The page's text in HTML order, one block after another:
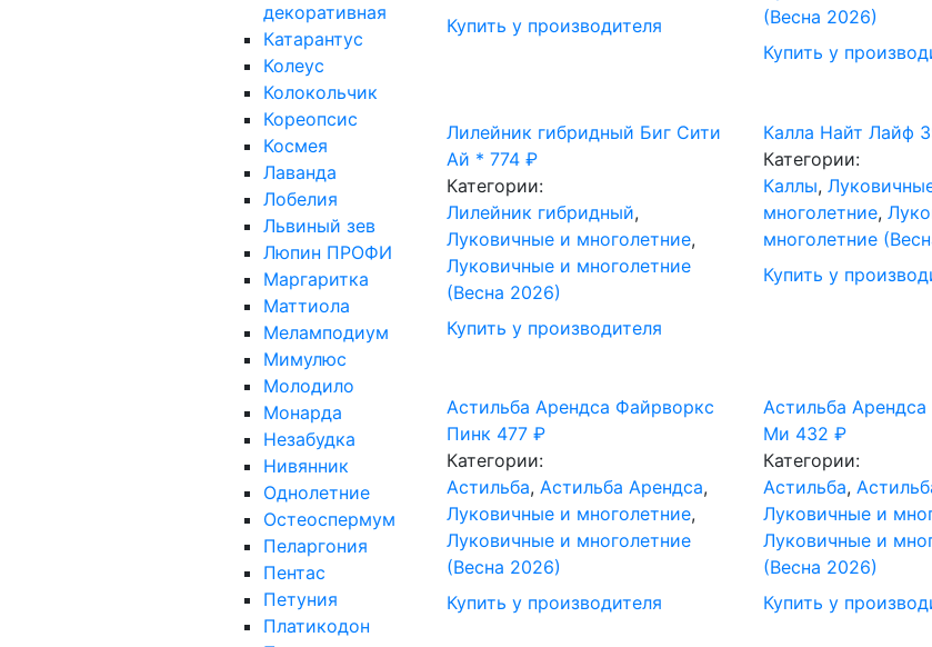
декоративная
Катарантус
Колеус
Колокольчик
Кореопсис
Космея
Лаванда
Лобелия
Львиный зев
Люпин ПРОФИ
Маргаритка
Маттиола
Меламподиум
Мимулюс
Молодило
Монарда
Незабудка
Нивянник
Однолетние
Остеоспермум
Пеларгония
Пентас
Петуния
Платикодон
Купить у производителя
(Весна 2026)
Купить у
Лилейник гибридный Биг Сити
Ай * 774 ₽
Категории:
Лилейник гибридный,
Луковичные и многолетние,
Луковичные и многолетние
(Весна 2026)
Купить у производителя
Калла Найт Лайф
Категории:
Каллы,
многолетние,
многолетние
Купить у
Астильба Арендса Файрворкс
Пинк 477 ₽
Категории:
Астильба, Астильба Арендса,
Луковичные и многолетние,
Луковичные и многолетние
(Весна 2026)
Купить у производителя
Астильба
Ми 432₽
Категории:
Астильба,
Луковичные и
Луковичные и
(Весна 2026)
Купить у